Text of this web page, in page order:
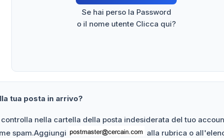
Se hai perso la Password
o il nome utente Clicca qui?
tua posta in arrivo?
nella cartella della posta indesiderata del tuo
spam.Aggiungi
alla rubrica o